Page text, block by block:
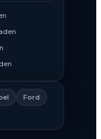
Ford